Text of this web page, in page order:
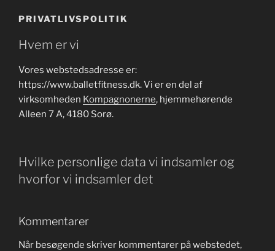
PRIVATLIVSPOLITIK
Hvem er vi
Vores webstedsadresse er:
https://www.balletfitness.dk. Vi er en del af
virksomheden Kompagnonerne, hjemmehørende
Alleen 7 A, 4180 Sorø.
Hvilke personlige data vi indsamler og
hvorfor vi indsamler det
Kommentarer
Når besøgende skriver kommentarer på webstedet,